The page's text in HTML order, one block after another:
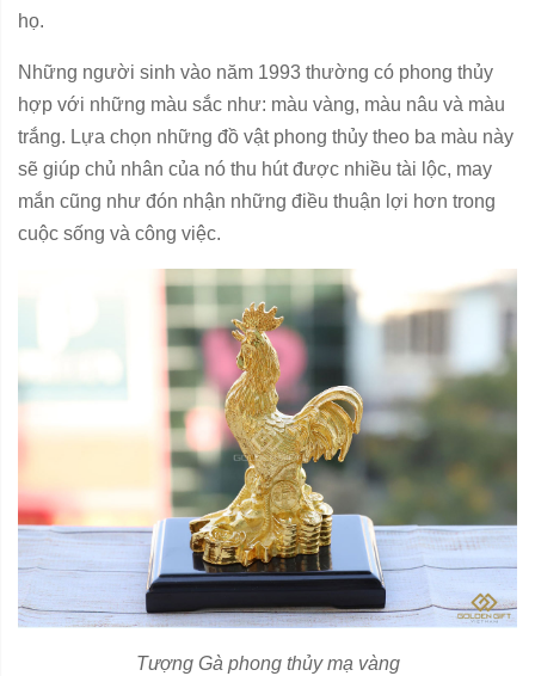
họ.
Những người sinh vào năm 1993 thường có phong thủy
hợp với những màu sắc như: màu vàng, màu nâu và màu
trắng. Lựa chọn những đồ vật phong thủy theo ba màu này
sẽ giúp chủ nhân của nó thu hút được nhiều tài lộc, may
mắn cũng như đón nhận những điều thuận lợi hơn trong
cuộc sống và công việc.
Tượng Gà phong thủy mạ vàng